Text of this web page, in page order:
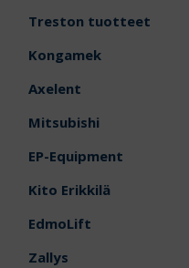
Treston tuotteet
Kongamek
Axelent
Mitsubishi
EP-Equipment
Kito Erikkilä
EdmoLift
Zallys